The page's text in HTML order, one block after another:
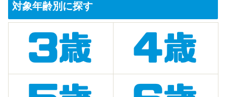
対象年齢別に探す